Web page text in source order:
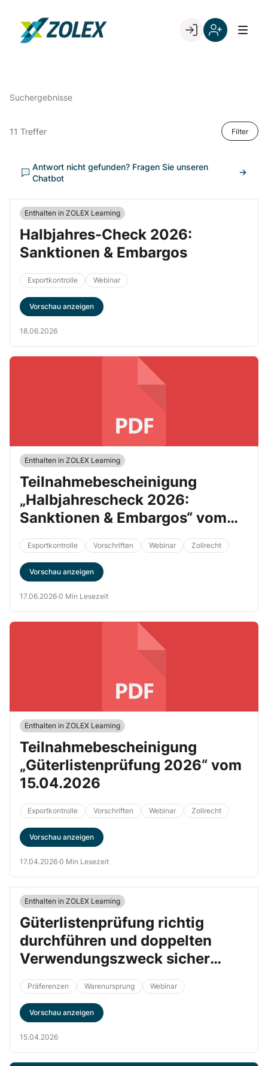
content
Go to landing page.
Suchergebnisse
11 Treffer Filter
Antwort nicht gefunden? Fragen Sie unseren
Chatbot
Enthalten in ZOLEX Learning
Halbjahres-Check 2026:
Sanktionen & Embargos
Exportkontrolle Webinar
Vorschau anzeigen
18.06.2026
Enthalten in ZOLEX Learning
Teilnahmebescheinigung
„Halbjahrescheck 2026:
Sanktionen & Embargos“ vom
17.06.2026
Exportkontrolle Vorschriften Webinar Zollrecht
Vorschau anzeigen
17.06.2026·0 Min Lesezeit
Enthalten in ZOLEX Learning
Teilnahmebescheinigung
„Güterlistenprüfung 2026“ vom
15.04.2026
Exportkontrolle Vorschriften Webinar Zollrecht
Vorschau anzeigen
17.04.2026·0 Min Lesezeit
Enthalten in ZOLEX Learning
Güterlistenprüfung richtig
durchführen und doppelten
Verwendungszweck sicher
bestimmen
Präferenzen Warenursprung Webinar
Vorschau anzeigen
15.04.2026